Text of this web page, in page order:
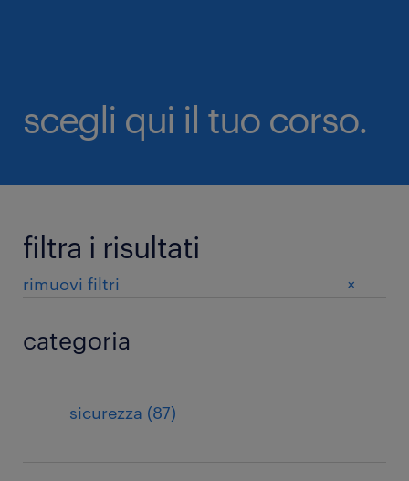
scegli qui il tuo corso.
filtra i risultati
rimuovi filtri +
categoria
sicurezza (87)